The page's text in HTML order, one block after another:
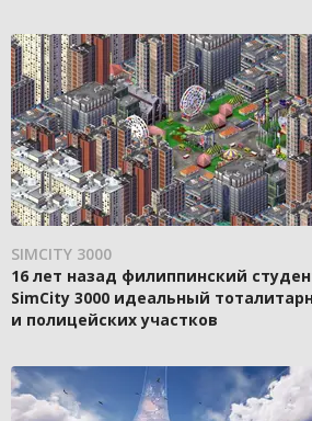
SIMCITY 3000
16 лет назад филиппинский
SimCity 3000 идеальный
и полицейских участков